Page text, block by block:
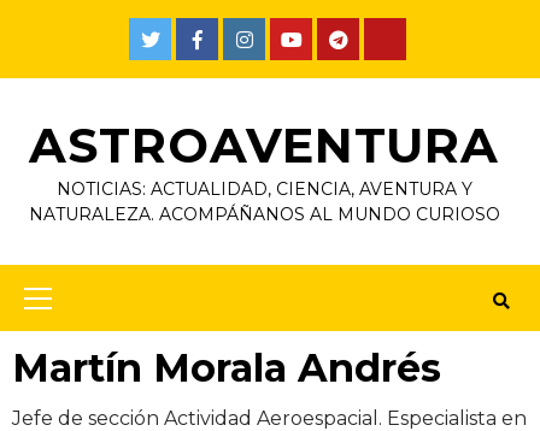
TwitterFacebookInstagram
YoutubeTelegram
TikTok
ASTROAVENTURA
NOTICIAS: ACTUALIDAD, CIENCIA, AVENTURA Y
NATURALEZA. ACOMPÁÑANOS AL MUNDO CURIOSO
Primary
Martín Morala Andrés
Jefe de sección Actividad Aeroespacial. Especialista en